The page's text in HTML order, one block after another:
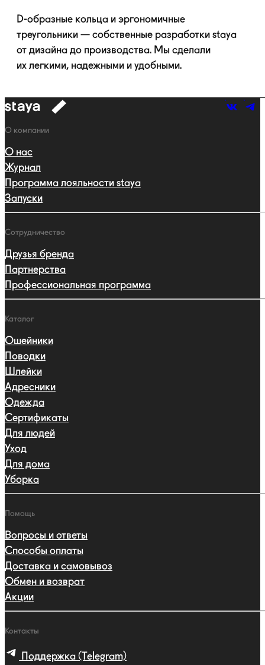
D-образные кольца и эргономичные
треугольники — собственные разработки staya
от дизайна до производства. Мы сделали
их легкими, надежными и удобными.
к
Навигация
О компании
О нас
Журнал
Программа лояльности staya
Запуски
Сотрудничество
Друзья бренда
Партнерства
Профессиональная программа
Каталог
Ошейники
Поводки
Шлейки
Адресники
Одежда
Сертификаты
Для людей
Уход
Для дома
Уборка
Помощь
Вопросы и ответы
Способы оплаты
Доставка и самовывоз
Обмен и возврат
Акции
Контакты
Поддержка (Telegram)